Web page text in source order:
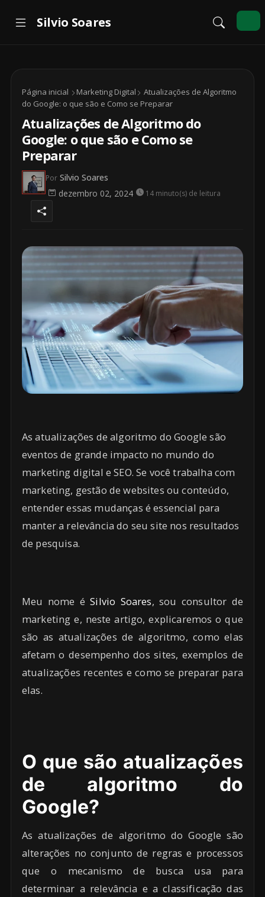
Página inicial Marketing Digital
Atualizações de Algoritmo
do Google: o que são e Como se Preparar
Atualizações de Algoritmo do
Google: o que são e Como se
Preparar
Por Silvio Soares
dezembro 02, 2024
14 minuto(s) de leitura
As atualizações de algoritmo do Google são
eventos de grande impacto no mundo do
marketing digital e SEO. Se você trabalha com
marketing, gestão de websites ou conteúdo,
entender essas mudanças é essencial para
manter a relevância do seu site nos resultados
de pesquisa.
Meu nome éSilvio Soares, sou consultor de
marketing e, neste artigo, explicaremos o que
são as atualizações de algoritmo, como elas
afetam o desempenho dos sites, exemplos de
atualizações recentes e como se preparar para
elas.
O que são atualizações
de algoritmo do
Google?
As atualizações de algoritmo do Google são
alterações no conjunto de regras e processos
que o mecanismo de busca usa para
determinar a relevância e a classificação das